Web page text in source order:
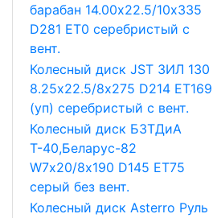
барабан 14.00х22.5/10х335
D281 ET0 серебристый с
вент.
Колесный диск JST ЗИЛ 130
8.25х22.5/8х275 D214 ET169
(уп) серебристый с вент.
Колесный диск БЗТДиА
Т-40,Беларус-82
W7х20/8х190 D145 ET75
серый без вент.
Колесный диск Asterro Руль